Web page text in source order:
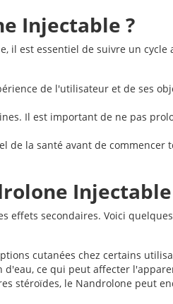
Injectable ?
il est essentiel de suivre un cycle
de l'utilisateur et de ses
Il est important de ne pas
de la santé avant de commencer
Injectable
effets secondaires. Voici
cutanées chez certains
ce qui peut affecter
stéroïdes, le Nandrolone peut